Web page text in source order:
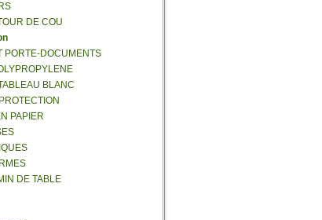
DE COU
PORTE-DOCUMENTS
BLANC
PAPIER
DE TABLE